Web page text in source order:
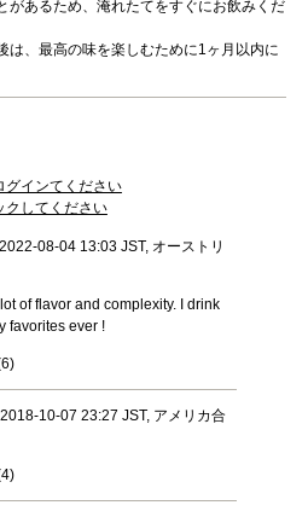
あるため、淹れたてをすぐにお飲みくだ
、最高の味を楽しむために1ヶ月以内に
グインてください
クしてください
08-04 13:03 JST, オーストリ
of flavor and complexity. I drink
favorites ever !
6)
10-07 23:27 JST, アメリカ合
4)